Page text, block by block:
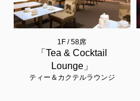
1F / 58席
「Tea & Cocktail
Lounge」
ティー＆カクテルラウンジ